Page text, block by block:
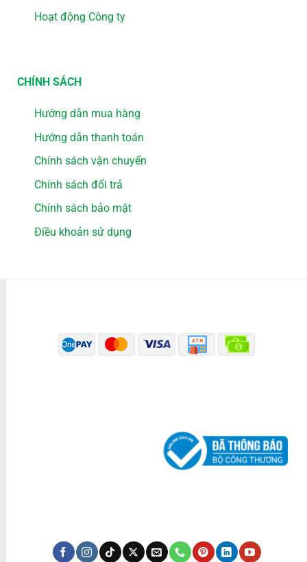
Hoạt động Công ty
CHÍNH SÁCH
Hướng dẫn mua hàng
Hướng dẫn thanh toán
Chính sách vận chuyển
Chính sách đổi trả
Chính sách bảo mật
Điều khoản sử dụng